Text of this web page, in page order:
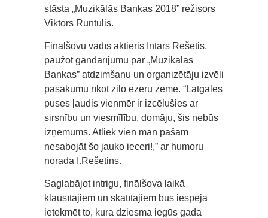
stāsta „Muzikālās Bankas 2018” režisors
Viktors Runtulis.
Finālšovu vadīs aktieris Intars Rešetis,
paužot gandarījumu par „Muzikālās
Bankas” atdzimšanu un organizētāju izvēli
pasākumu rīkot zilo ezeru zemē. “Latgales
puses ļaudis vienmēr ir izcēlušies ar
sirsnību un viesmīlību, domāju, šis nebūs
izņēmums. Atliek vien man pašam
nesabojāt šo jauko ieceri!,” ar humoru
norāda I.Rešetins.
Saglabājot intrigu, finālšova laikā
klausītajiem un skatītajiem būs iespēja
ietekmēt to, kura dziesma iegūs gada